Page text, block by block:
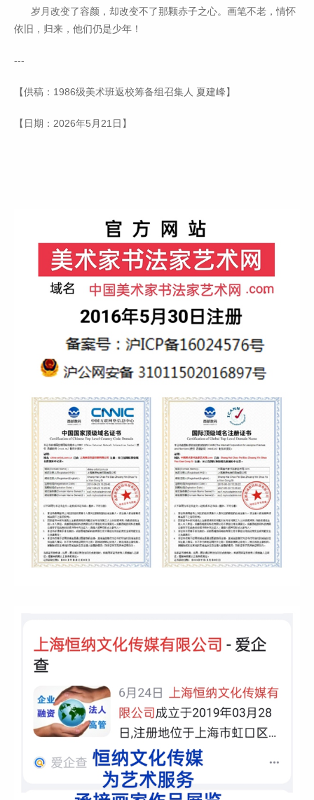
岁月改变了容颜，却改变不了那颗赤子之心。画笔不老，情怀
依旧，归来，他们仍是少年！
---
【供稿：1986级美术班返校筹备组召集人 夏建峰】
【日期：2026年5月21日】